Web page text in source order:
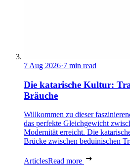
7 Aug 2026·7 min read
Die katarische Kultur:
Bräuche
Willkommen zu dieser
das perfekte Gleichgewicht
Modernität erreicht. Die
Brücke zwischen beduinischen
ArticlesRead more